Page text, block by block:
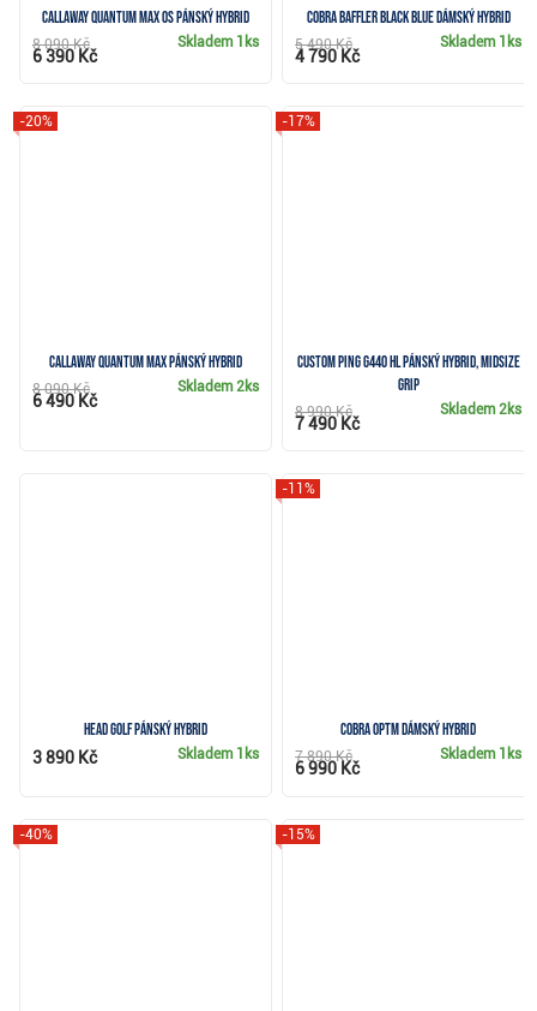
Callaway Quantum Max OS pánský hybrid
Skladem 1ks
8 090 Kč
6 390 Kč
Cobra BAFFLER Black Blue dámský hybrid
Skladem 1ks
5 490 Kč
4 790 Kč
Callaway Quantum Max pánský hybrid
-20%
Skladem2ks
8 090 Kč
6 490 Kč
CUSTOM PING G440 HL pánský hybrid, Midsize
grip
-17%
Skladem2ks
8 990 Kč
7 490 Kč
HEAD Golf pánský hybrid
Skladem 1ks
3 890 Kč
Cobra OPTM dámský hybrid
-11%
Skladem 1ks
7 890 Kč
6 990 Kč
-40% -15%